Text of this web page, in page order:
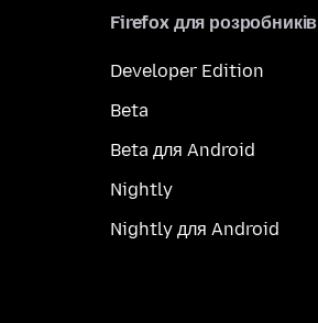
Firefox для розробників
Developer Edition
Beta
Beta для Android
Nightly
Nightly для Android